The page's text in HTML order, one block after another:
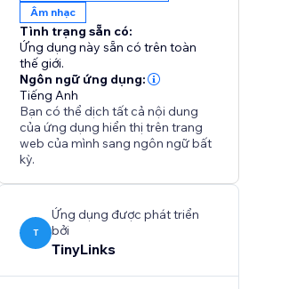
Âm nhạc
Tình trạng sẵn có:
Ứng dụng này sẵn có trên toàn
thế giới.
Ngôn ngữ ứng dụng:
Tiếng Anh
Bạn có thể dịch tất cả nội dung
của ứng dụng hiển thị trên trang
web của mình sang ngôn ngữ bất
kỳ.
T
Ứng dụng được phát triển
bởi
TinyLinks